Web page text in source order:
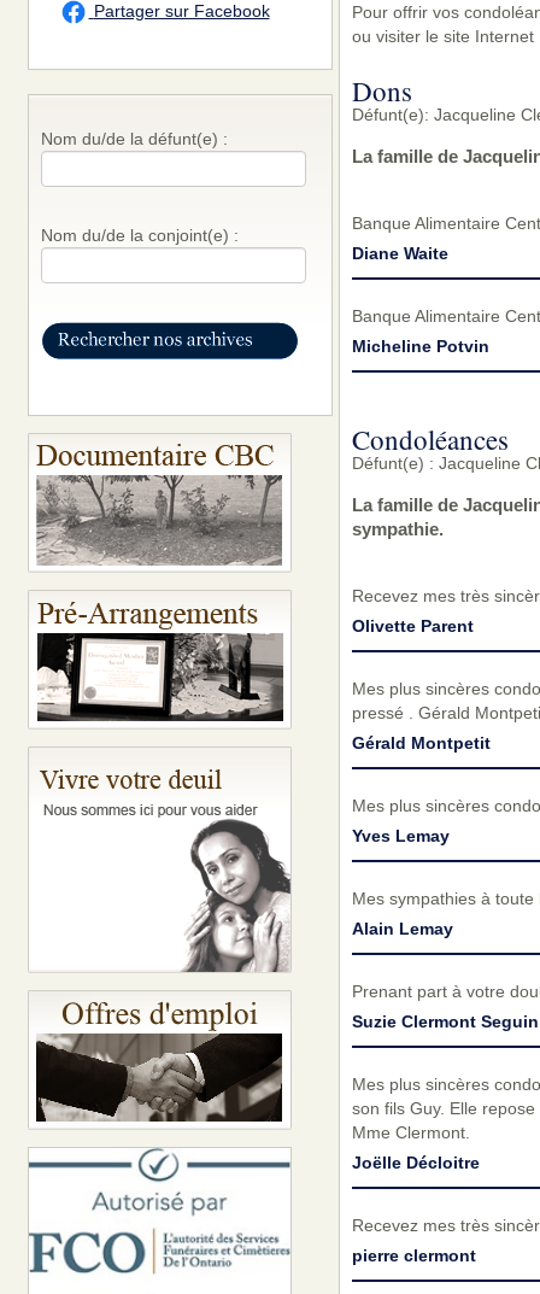
Partager sur Facebook
Nom du/de la défunt(e) :
Nom du/de la conjoint(e) :
Pour offrir vos
ou visiter le site
Dons
Défunt(e): Jacqueline
La famille de
Banque Alimentaire
Diane Waite
Banque Alimentaire
Micheline Potvin
Condoléances
Défunt(e) : Jacqueline
La famille de
sympathie.
Recevez mes très
Olivette Parent
Mes plus sincères
pressé . Gérald
Gérald Montpetit
Mes plus sincères
Yves Lemay
Mes sympathies à
Alain Lemay
Prenant part à votre
Suzie Clermont
Mes plus sincères
son fils Guy. Elle
Mme Clermont.
Joëlle Décloitre
Recevez mes très
pierre clermont